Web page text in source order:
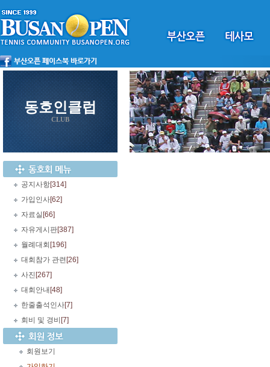
동호인클럽
CLUB
공지사항[314]
가입인사[62]
자료실 [66]
자유게시판[387]
월례대회 [196]
대회참가 관련 [26]
사진 [267]
대회안내 [48]
한줄출석인사[7]
회비 및 경비 [7]
회원보기